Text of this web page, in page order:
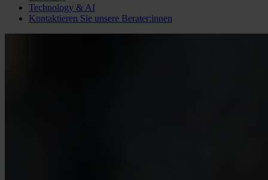
Technology & AI
Kontaktieren Sie unsere Berater:innen